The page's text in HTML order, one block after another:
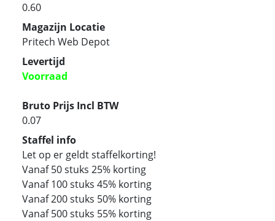
0.60
Magazijn Locatie
Pritech Web Depot
Levertijd
Voorraad
Bruto Prijs Incl BTW
0.07
Staffel info
Let op er geldt staffelkorting!
Vanaf 50 stuks 25% korting
Vanaf 100 stuks 45% korting
Vanaf 200 stuks 50% korting
Vanaf 500 stuks 55% korting